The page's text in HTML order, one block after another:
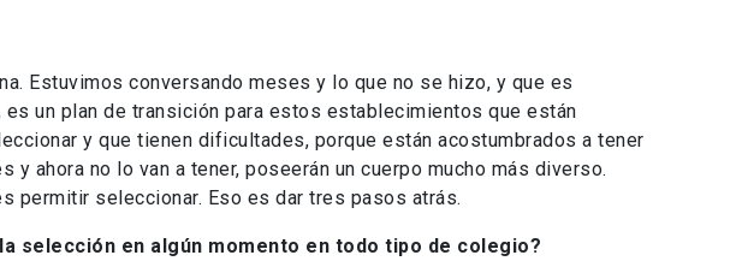
Estuvimos conversando meses y lo que no se hizo, y que es
es un plan de transición para estos establecimientos que están
y que tienen dificultades, porque están acostumbrados a tener
y ahora no lo van a tener, poseerán un cuerpo mucho más diverso.
permitir seleccionar. Eso es dar tres pasos atrás.
selección en algún momento en todo tipo de colegio?